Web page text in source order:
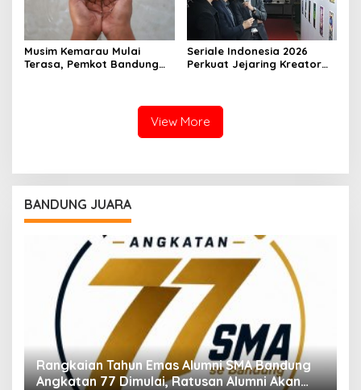
Musim Kemarau Mulai
Terasa, Pemkot Bandung
Seriale Indonesia 2026
Perkuat Jejaring Kreator
View More
BANDUNG JUARA
Muradi Sebut Dugaan Kriminalisasi Perlu
Dilihat dari Sisi Hukum dan Politik